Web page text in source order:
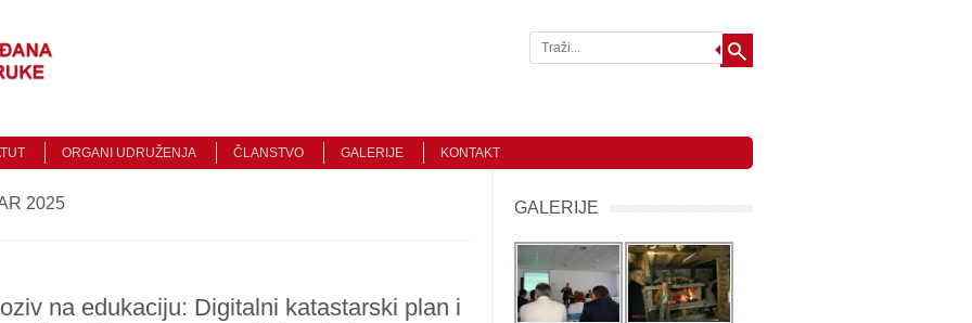
ORGANI UDRUŽENJA ČLANSTVO GALERIJE KONTAKT
2025
na edukaciju: Digitalni katastarski plan i
GALERIJE